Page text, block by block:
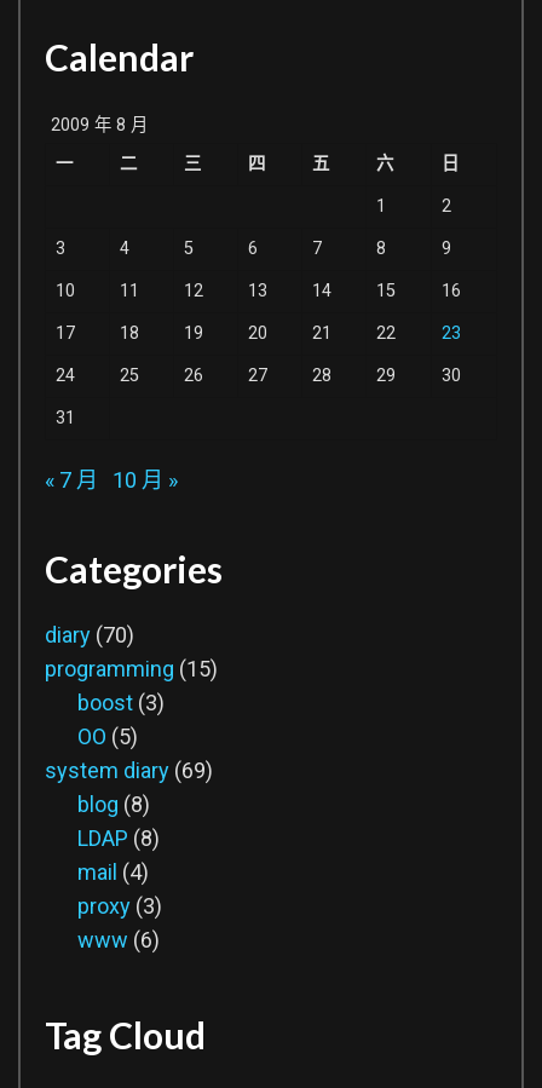
Calendar
2009 年 8 月
一
二 三 四 五 六 日
1 2
3 4 5 6 7 8 9
10 11 12 13 14 15 16
17 18 19 20 21 22 23
24 25 26 27 28 29 30
31
« 7 月 10 月 »
Categories
diary (70)
programming (15)
boost (3)
OO (5)
system diary (69)
blog (8)
LDAP (8)
mail (4)
proxy (3)
www (6)
Tag Cloud